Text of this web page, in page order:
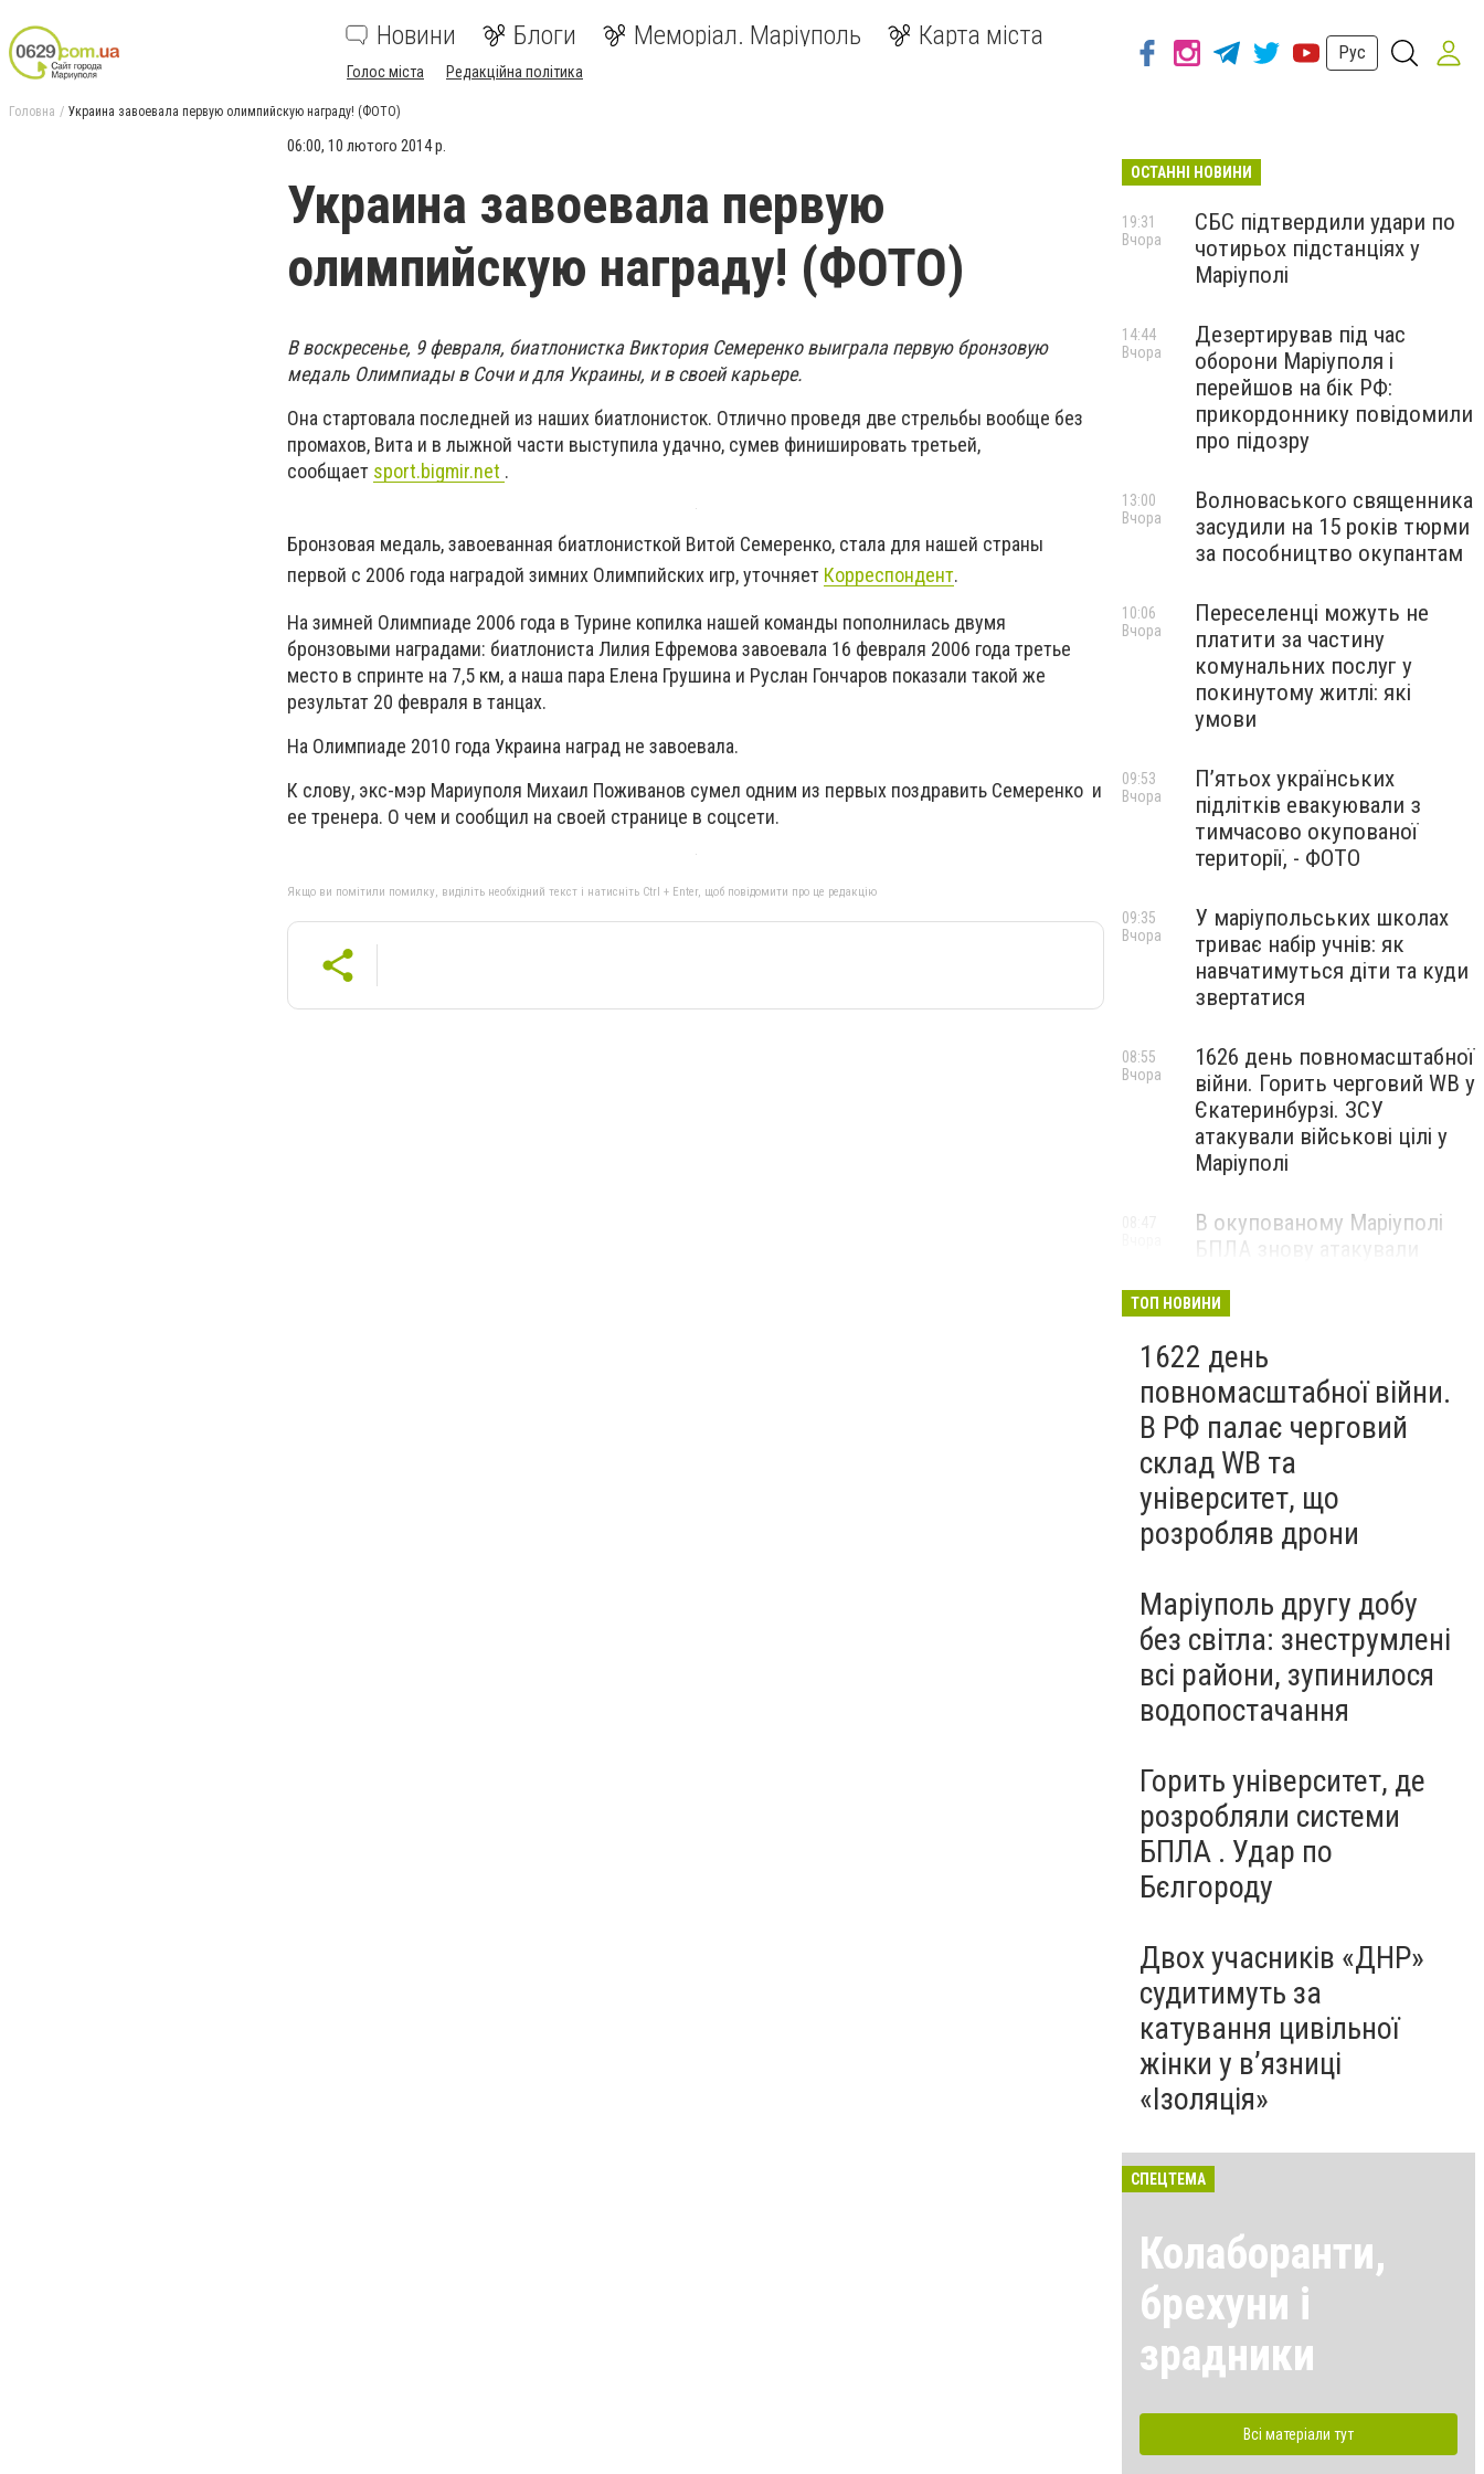
Новини Блоги Меморіал. Маріуполь Карта міста
Голос міста Редакційна політика
Рус
Головна Украина завоевала первую олимпийскую награду! (ФОТО)
06:00, 10 лютого 2014 р.
Украина завоевала первую
олимпийскую награду! (ФОТО)
В воскресенье, 9 февраля, биатлонистка Виктория Семеренко выиграла первую бронзовую
медаль Олимпиады в Сочи и для Украины, и в своей карьере.
Она стартовала последней из наших биатлонисток. Отлично проведя две стрельбы вообще без
промахов, Вита и в лыжной части выступила удачно, сумев финишировать третьей,
сообщает sport.bigmir.net .
Бронзовая медаль, завоеванная биатлонисткой Витой Семеренко, стала для нашей страны
первой с 2006 года наградой зимних Олимпийских игр, уточняет Корреспондент.
На зимней Олимпиаде 2006 года в Турине копилка нашей команды пополнилась двумя
бронзовыми наградами: биатлониста Лилия Ефремова завоевала 16 февраля 2006 года третье
место в спринте на 7,5 км, а наша пара Елена Грушина и Руслан Гончаров показали такой же
результат 20 февраля в танцах.
На Олимпиаде 2010 года Украина наград не завоевала.
К слову, экс-мэр Мариуполя Михаил Поживанов сумел одним из первых поздравить Семеренко и
ее тренера. О чем и сообщил на своей странице в соцсети.
Якщо ви помітили помилку, виділіть необхідний текст і натисніть Ctrl + Enter, щоб повідомити про це редакцію
ОСТАННІ НОВИНИ
СБС підтвердили удари по
чотирьох підстанціях у
Маріуполі
19:31
Вчора
Дезертирував під час
оборони Маріуполя і
перейшов на бік РФ:
прикордоннику повідомили
про підозру
14:44
Вчора
Волноваського священника
засудили на 15 років тюрми
за пособництво окупантам
13:00
Вчора
Переселенці можуть не
платити за частину
комунальних послуг у
покинутому житлі: які
умови
10:06
Вчора
П’ятьох українських
підлітків евакуювали з
тимчасово окупованої
території, - ФОТО
09:53
Вчора
У маріупольських школах
триває набір учнів: як
навчатимуться діти та куди
звертатися
09:35
Вчора
1626 день повномасштабної
війни. Горить черговий WB у
Єкатеринбурзі. ЗСУ
атакували військові цілі у
Маріуполі
08:55
Вчора
В окупованому Маріуполі
БПЛА знову атакували
— ВІДЕО
ТОП НОВИНИ
1622 день
повномасштабної війни.
В РФ палає черговий
склад WB та
університет, що
розробляв дрони
Маріуполь другу добу
без світла: знеструмлені
всі райони, зупинилося
водопостачання
Горить університет, де
розробляли системи
БПЛА . Удар по
Бєлгороду
Двох учасників «ДНР»
судитимуть за
катування цивільної
жінки у в’язниці
«Ізоляція»
СПЕЦТЕМА
Колаборанти,
брехуни і
зрадники
Всі матеріали тут